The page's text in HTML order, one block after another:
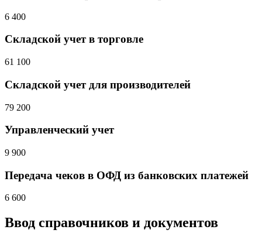
6 400
Складской учет в торговле
61 100
Складской учет для производителей
79 200
Управленческий учет
9 900
Передача чеков в ОФД из банковских платежей
6 600
Ввод справочников и документов